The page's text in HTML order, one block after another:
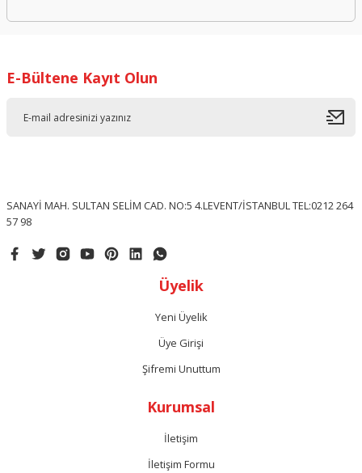
E-Bültene Kayıt Olun
SANAYİ MAH. SULTAN SELİM CAD. NO:5 4.LEVENT/İSTANBUL TEL:0212 264
57 98
Üyelik
Yeni Üyelik
Üye Girişi
Şifremi Unuttum
Kurumsal
İletişim
İletişim Formu